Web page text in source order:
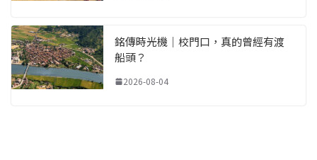
銘傳時光機｜校門口，真的曾經有渡
船頭？
2026-08-04